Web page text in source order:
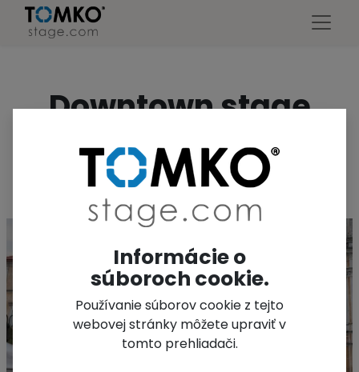
Downtown stage
with roof 10x8m
Informácie o
súboroch cookie.
Používanie súborov cookie z tejto
webovej stránky môžete upraviť v
tomto prehliadači.